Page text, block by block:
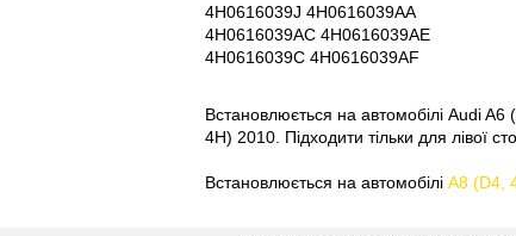
4H0616039J 4H0616039AA
4H0616039AC 4H0616039AE
4H0616039C 4H0616039AF
Встановлюється на автомобілі Audi
4H) 2010. Підходити тільки для лівої
Встановлюється на автомобілі A8 (D4,